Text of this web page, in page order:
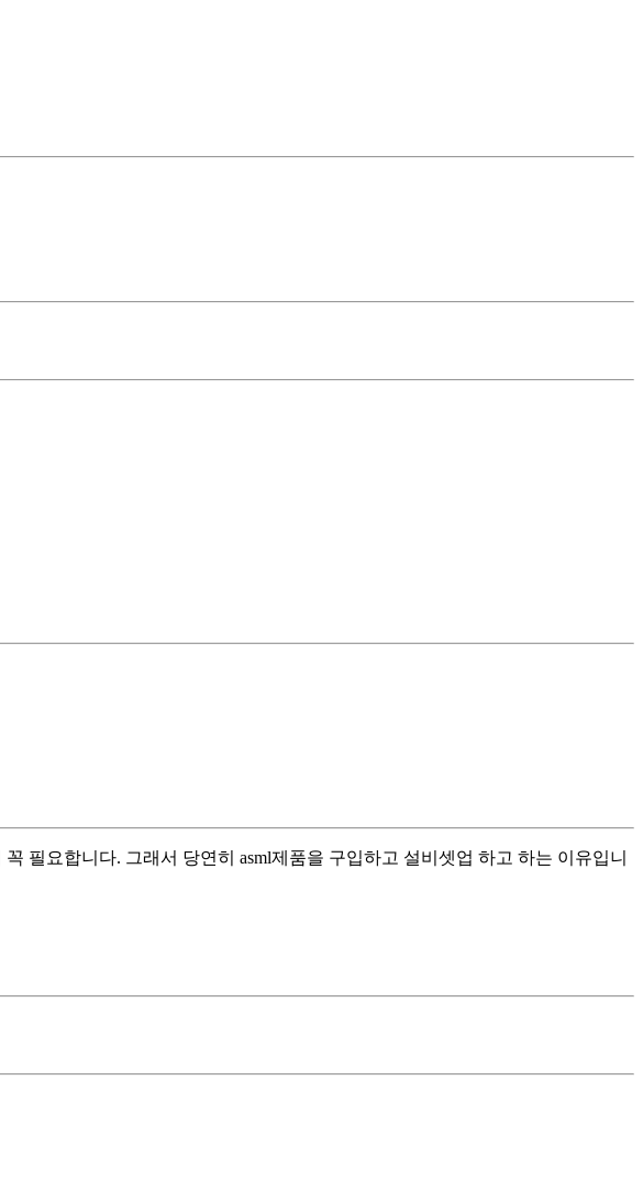
필요합니다. 그래서 당연히 asml제품을 구입하고 설비셋업 하고 하는 이유입니